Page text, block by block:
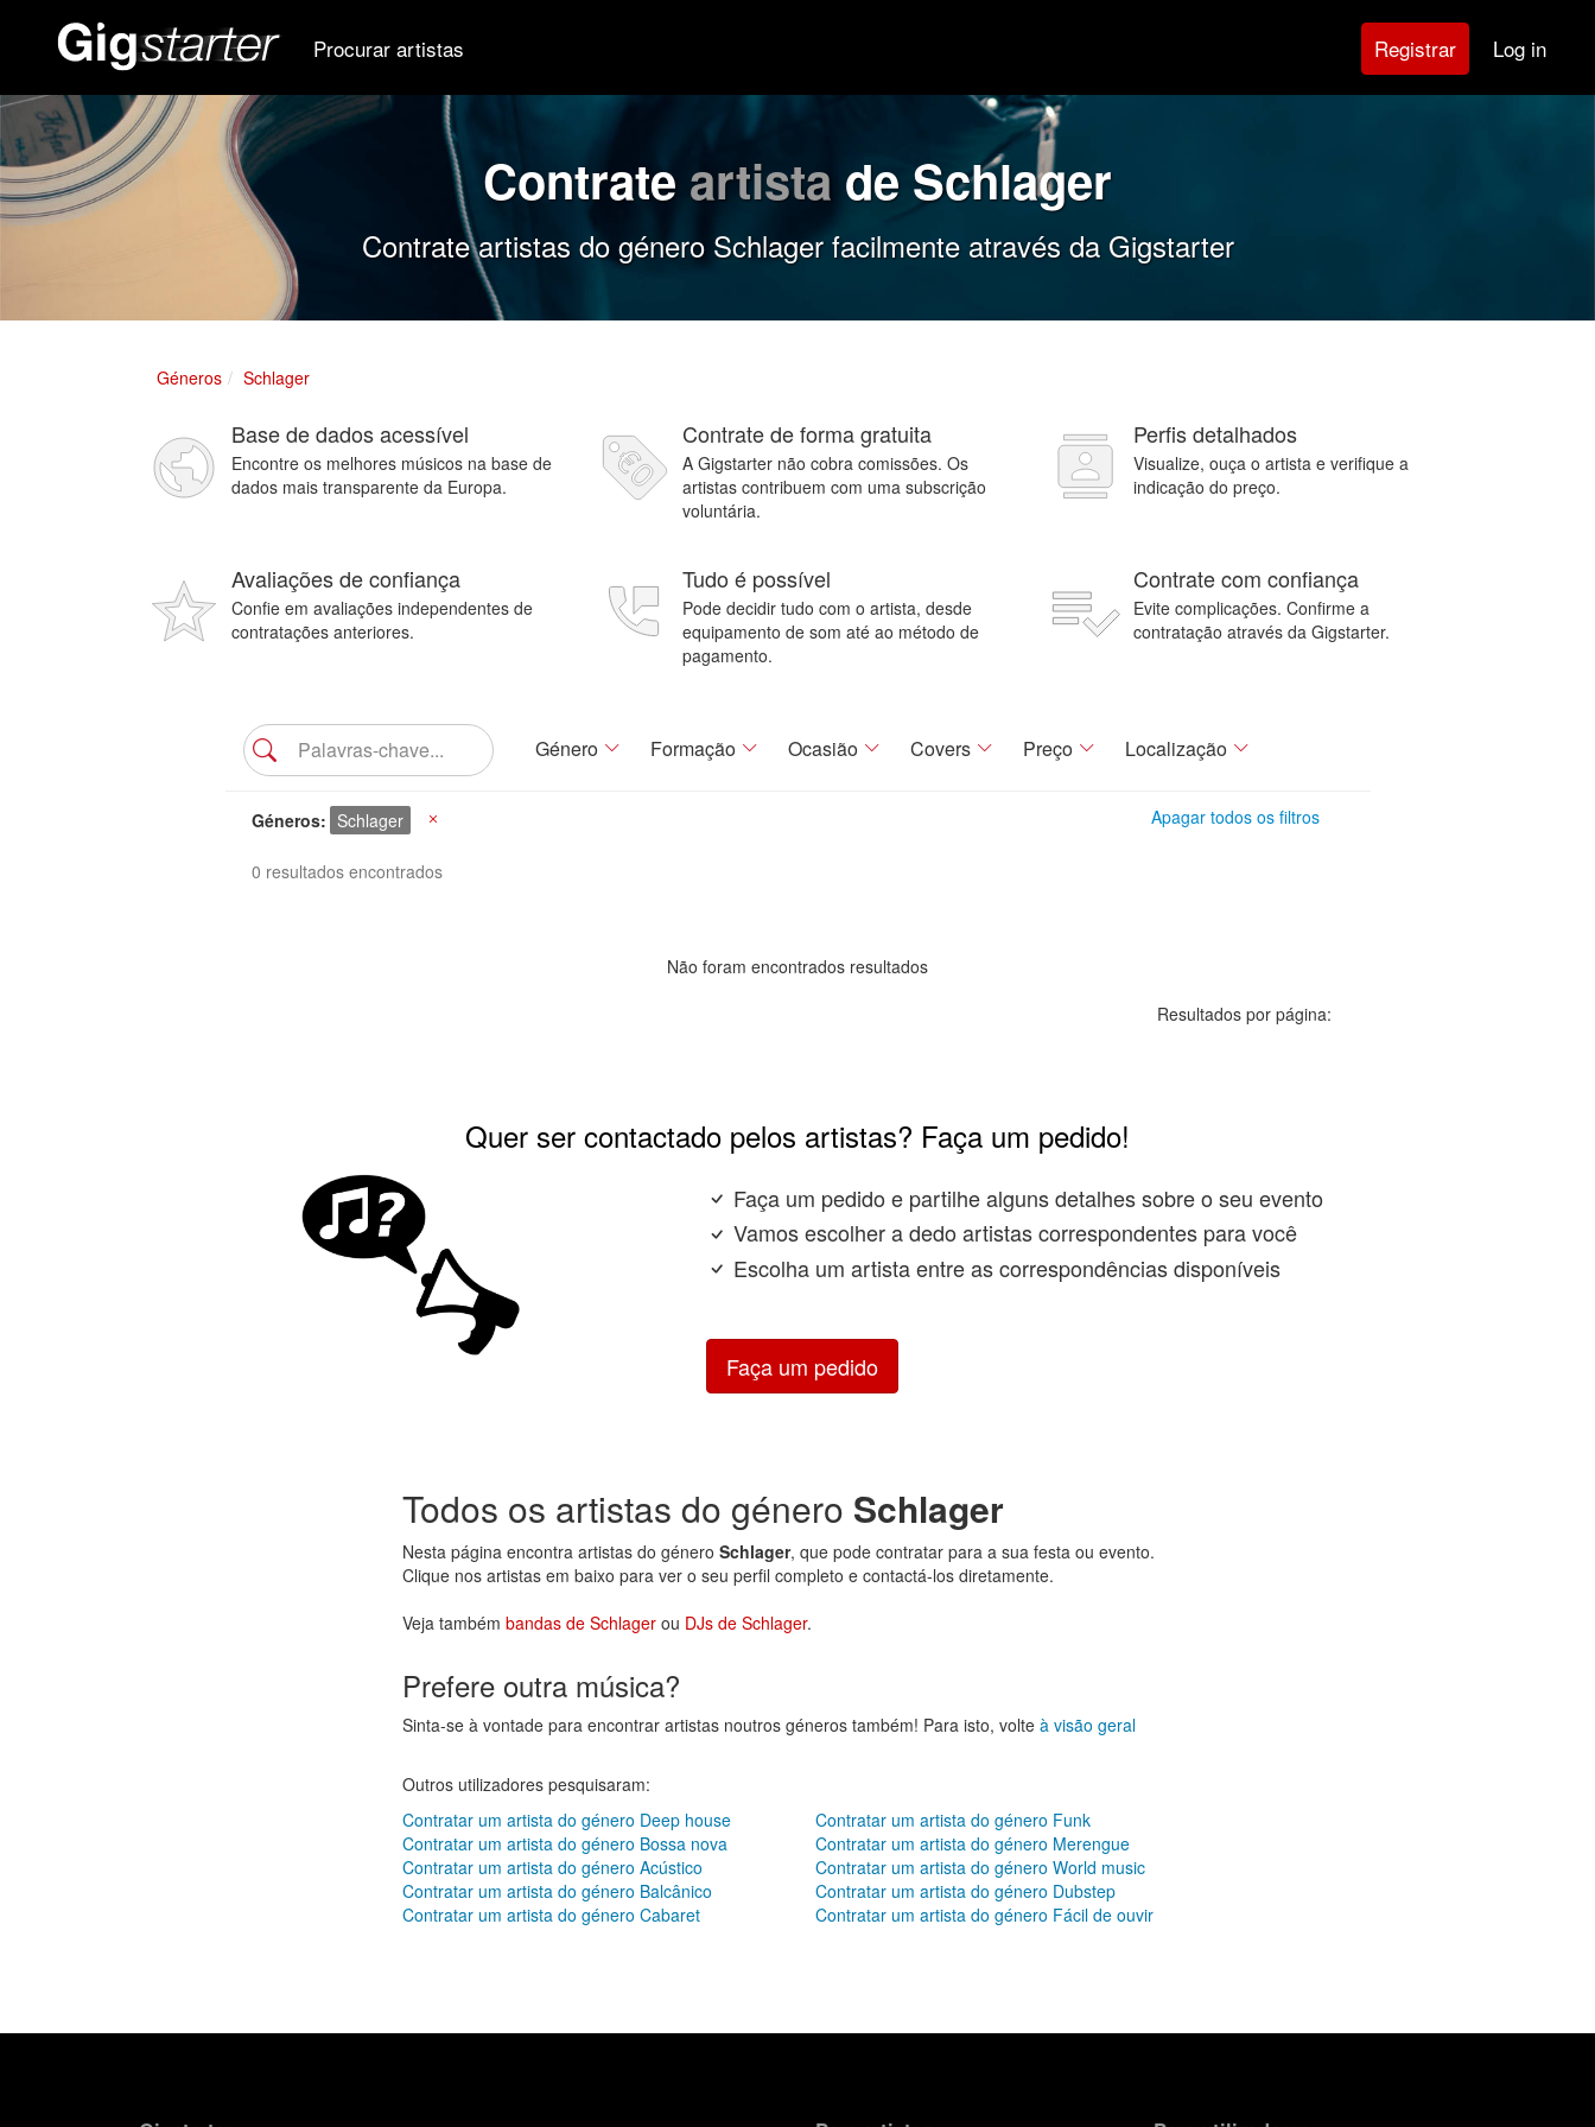
Procurar artistas Registrar Log in
Contrate artista de Schlager
Contrate artistas do género Schlager facilmente através da Gigstarter
Géneros Schlager
Base de dados acessível
Encontre os melhores músicos na base de
dados mais transparente da Europa.
Contrate de forma gratuita
A Gigstarter não cobra comissões. Os
artistas contribuem com uma subscrição
voluntária.
Perfis detalhados
Visualize, ouça o artista e verifique a
indicação do preço.
Avaliações de confiança
Confie em avaliações independentes de
contratações anteriores.
Tudo é possível
Pode decidir tudo com o artista, desde
equipamento de som até ao método de
pagamento.
Contrate com confiança
Evite complicações. Confirme a
contratação através da Gigstarter.
Género Formação Ocasião Covers Preço Localização
Apagar todos os filtros
Géneros Schlager
0 resultados encontrados
Não foram encontrados resultados
Resultados por página:
Quer ser contactado pelos artistas? Faça um pedido!
Faça um pedido e partilhe alguns detalhes sobre o seu evento
Vamos escolher a dedo artistas correspondentes para você
Escolha um artista entre as correspondências disponíveis
Faça um pedido
Todos os artistas do género Schlager
Nesta página encontra artistas do género Schlager, que pode contratar para a sua festa ou evento.
Clique nos artistas em baixo para ver o seu perfil completo e contactá-los diretamente.
Veja também bandas de Schlager ou DJs de Schlager.
Prefere outra música?
Sinta-se à vontade para encontrar artistas noutros géneros também! Para isto, volte à visão geral
Outros utilizadores pesquisaram:
Contratar um artista do género Deep house
Contratar um artista do género Bossa nova
Contratar um artista do género Acústico
Contratar um artista do género Balcânico
Contratar um artista do género Cabaret
Contratar um artista do género Funk
Contratar um artista do género Merengue
Contratar um artista do género World music
Contratar um artista do género Dubstep
Contratar um artista do género Fácil de ouvir